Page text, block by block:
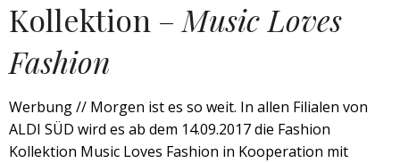
Kollektion – Music Loves
Fashion
Werbung // Morgen ist es so weit. In allen Filialen von
ALDI SÜD wird es ab dem 14.09.2017 die Fashion
Kollektion Music Loves Fashion in Kooperation mit